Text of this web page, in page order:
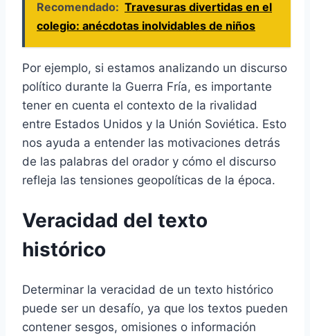
Recomendado: Travesuras divertidas en el
colegio: anécdotas inolvidables de niños
Por ejemplo, si estamos analizando un discurso
político durante la Guerra Fría, es importante
tener en cuenta el contexto de la rivalidad
entre Estados Unidos y la Unión Soviética. Esto
nos ayuda a entender las motivaciones detrás
de las palabras del orador y cómo el discurso
refleja las tensiones geopolíticas de la época.
Veracidad del texto
histórico
Determinar la veracidad de un texto histórico
puede ser un desafío, ya que los textos pueden
contener sesgos, omisiones o información